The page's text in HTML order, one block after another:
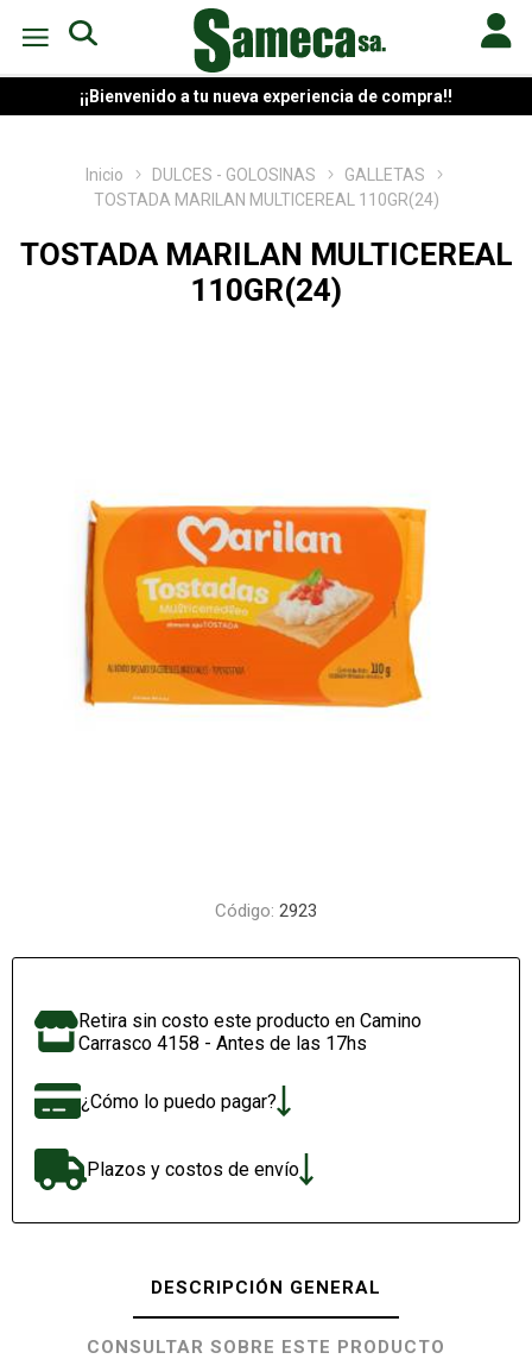
¡¡Bienvenido a tu nueva experiencia de compra!!
Inicio DULCES - GOLOSINAS
GALLETAS
TOSTADA MARILAN MULTICEREAL 110GR(24)
TOSTADA MARILAN MULTICEREAL
110GR(24)
Código: 2923
Retira sin costo este producto en Camino
Carrasco 4158 - Antes de las 17hs
¿Cómo lo puedo pagar?
Plazos y costos de envío
DESCRIPCIÓN GENERAL
CONSULTAR SOBRE ESTE PRODUCTO